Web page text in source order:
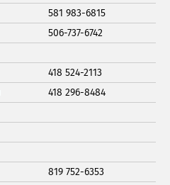
581 983-6815
506-737-6742
418 524-2113
418 296-8484
819 752-6353